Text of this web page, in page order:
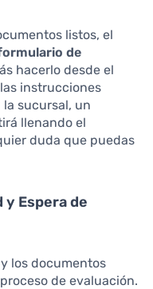
listos, el
de
hacerlo desde el
instrucciones
sucursal, un
llenando el
duda que puedas
y Espera de
los documentos
de evaluación.